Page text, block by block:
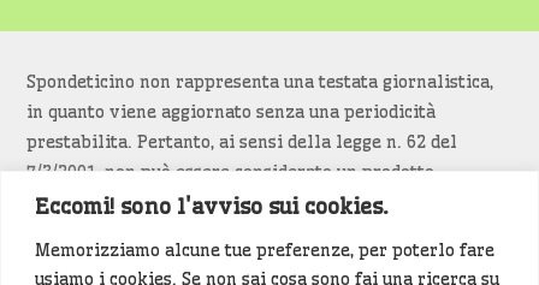
Eccomi! sono l'avviso sui cookies.
Memorizziamo alcune tue preferenze, per poterlo fare
usiamo i cookies. Se non sai cosa sono fai una ricerca su
Spondeticino non rappresenta una testata giornalistica,
in quanto viene aggiornato senza una periodicità
prestabilita. Pertanto, ai sensi della legge n. 62 del
7/3/2001, non può essere considerato un prodotto
editoriale.
Siamo attenti a non violare copyright e diritti